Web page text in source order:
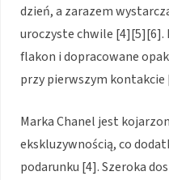
dzień, a zarazem
uroczyste chwile
flakon i dopracowane
przy pierwszym kontakcie
Marka Chanel jest
ekskluzywnością, co
podarunku [4]. Szeroka